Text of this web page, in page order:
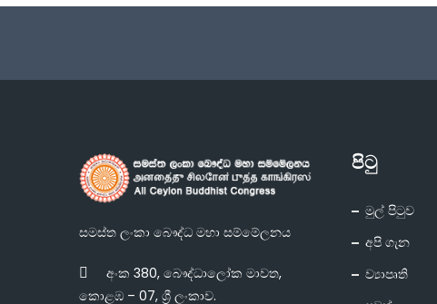
සමස්ත ලංකා බෞද්ධ මහා සම්මේලනය
අංක 380, බෞද්ධාලෝක මාවත,
කොළඹ – 07, ශ්‍රී ලංකාව.
පිටු
මුල් පිටුව
අපි ගැන
ව්‍යාපෘති